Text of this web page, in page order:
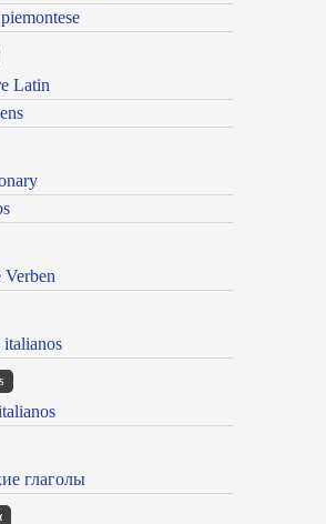
Latin
Verben
глаголы